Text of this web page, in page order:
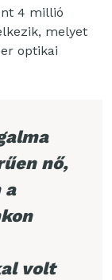
4 millió
melyet
optikai
nő,
a
volt